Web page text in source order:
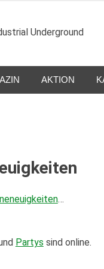
Underground
AKTION
…
Partys sind online.